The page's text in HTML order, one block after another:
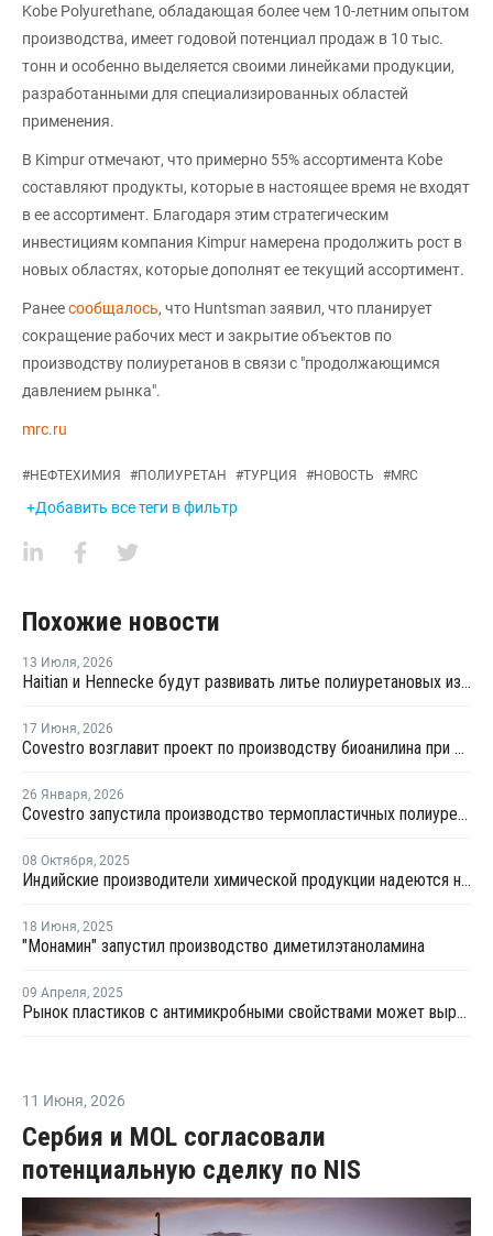
Kobe Polyurethane, обладающая более чем 10-летним опытом
производства, имеет годовой потенциал продаж в 10 тыс.
тонн и особенно выделяется своими линейками продукции,
разработанными для специализированных областей
применения.
В Kimpur отмечают, что примерно 55% ассортимента Kobe
составляют продукты, которые в настоящее время не входят
в ее ассортимент. Благодаря этим стратегическим
инвестициям компания Kimpur намерена продолжить рост в
новых областях, которые дополнят ее текущий ассортимент.
Ранеесообщалось, что Huntsman заявил, что планирует
сокращение рабочих мест и закрытие объектов по
производству полиуретанов в связи с "продолжающимся
давлением рынка".
mrc.ru
#НЕФТЕХИМИЯ #ПОЛИУРЕТАН #ТУРЦИЯ #НОВОСТЬ #MRC
+Добавить все теги в фильтр
Похожие новости
13 Июля, 2026
Haitian и Hennecke будут развивать литье полиуретановых изделий для автопрома
17 Июня, 2026
Covestro возглавит проект по производству биоанилина при поддержке ЕС
26 Января, 2026
Covestro запустила производство термопластичных полиуретанов в Китае
08 Октября, 2025
Индийские производители химической продукции надеются на рост спроса после реформы налога на товары и услуги
18 Июня, 2025
"Монамин" запустил производство диметилэтаноламина
09 Апреля, 2025
Рынок пластиков с антимикробными свойствами может вырасти в 2 раза к 2035 году
11 Июня, 2026
Сербия и MOL согласовали
потенциальную сделку по NIS